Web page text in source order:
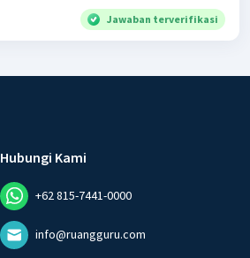
Jawaban terverifikasi
Hubungi Kami
+62 815-7441-0000
info@ruangguru.com